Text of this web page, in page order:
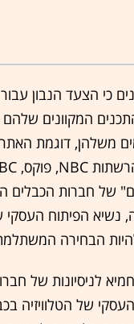
כי הצעד הנבון
המקוונים
משלהן, דוגמת האתר
של חברות הכבלים
נשיא הפיתוח
הבחירה
לניסיונות של
של הטלוויזיה